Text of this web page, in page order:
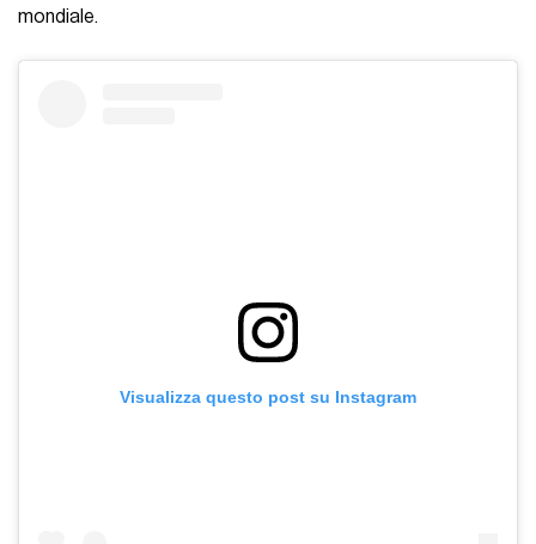
mondiale.
Visualizza questo post su Instagram